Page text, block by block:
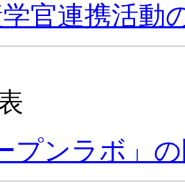
官連携活動
プンラボ」